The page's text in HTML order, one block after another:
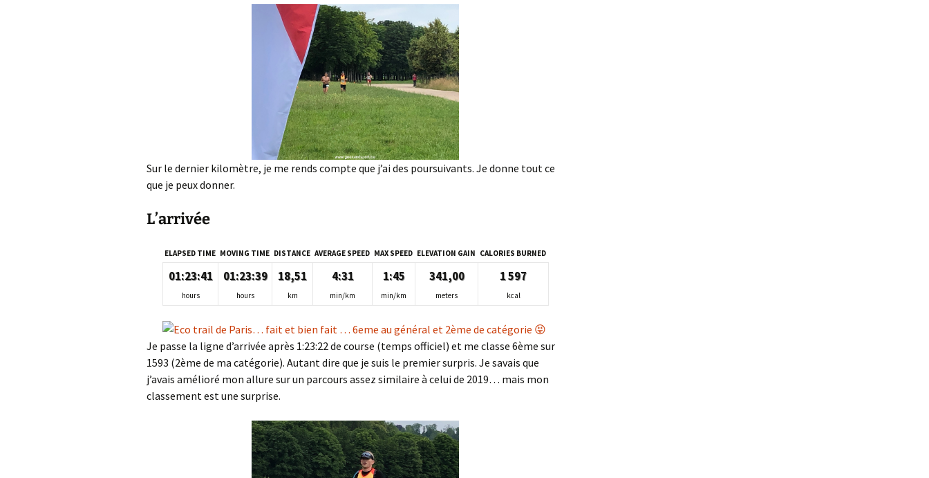
Sur le dernier kilomètre, je me rends compte que j’ai des poursuivants. Je donne tout ce
que je peux donner.
L’arrivée
ELAPSED TIME MOVING TIME DISTANCE AVERAGE SPEED MAX SPEED ELEVATION GAIN CALORIES BURNED
01:23:41
hours
01:23:39
hours
18,51
km
4:31
min/km
1:45
min/km
341,00
meters
1 597
kcal
Je passe la ligne d’arrivée après 1:23:22 de course (temps officiel) et me classe 6ème sur
1593 (2ème de ma catégorie). Autant dire que je suis le premier surpris. Je savais que
j’avais amélioré mon allure sur un parcours assez similaire à celui de 2019… mais mon
classement est une surprise.